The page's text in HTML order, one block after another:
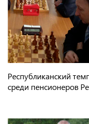
Республиканский
среди пенсионеров